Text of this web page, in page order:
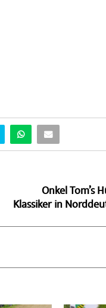
Onkel Tom’s
Klassiker in